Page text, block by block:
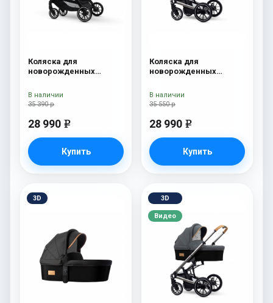
Коляска для
новорожденных
35 390 р
28 990 e
Купить
В наличии
Коляска для
новорожденных
35 550 р
28 990 e
Купить
В наличии
3D 3D
Видео